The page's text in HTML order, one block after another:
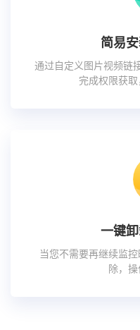
简易
通过自定义图片视频链
完成权限获
一键
当您不需要再继续监
除，操